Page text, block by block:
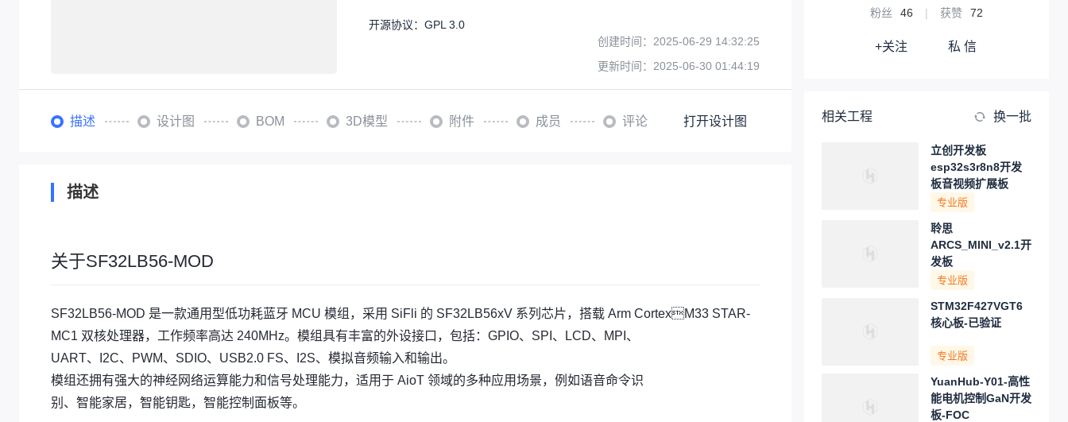
开源协议： GPL 3.0
创建时间： 2025-06-29 14:32:25
更新时间： 2025-06-30 01:44:19
描述 设计图 BOM 3D模型 附件 成员 评论 打开设计图
描述
关于SF32LB56-MOD
SF32LB56-MOD 是一款通用型低功耗蓝牙 MCU 模组，采用 SiFli 的 SF32LB56xV 系列芯片，搭载 Arm CortexM33 STAR-
MC1 双核处理器，工作频率高达 240MHz。模组具有丰富的外设接口，包括：GPIO、SPI、LCD、MPI、
UART、I2C、PWM、SDIO、USB2.0 FS、I2S、模拟音频输入和输出。
模组还拥有强大的神经网络运算能力和信号处理能力，适用于 AioT 领域的多种应用场景，例如语音命令识
别、智能家居，智能钥匙，智能控制面板等。
粉丝 46 | 获赞 72
+关注 私 信
相关工程 换一批
立创开发板
esp32s3r8n8开发
板音视频扩展板
专业版
聆思
ARCS_MINI_v2.1开
发板
专业版
STM32F427VGT6
核心板-已验证
专业版
YuanHub-Y01-高性
能电机控制GaN开发
板-FOC